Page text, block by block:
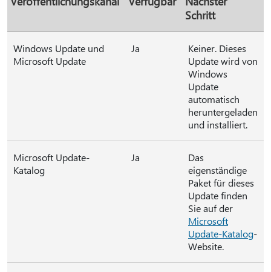
Schritt
Windows Update und
Microsoft Update
Ja
Keiner. Dieses
Update wird von
Windows
Update
automatisch
heruntergeladen
und installiert.
Microsoft Update-
Katalog
Ja
Das
eigenständige
Paket für dieses
Update finden
Sie auf der
Microsoft
Update-Katalog-
Website.